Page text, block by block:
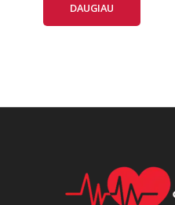
DAUGIAU